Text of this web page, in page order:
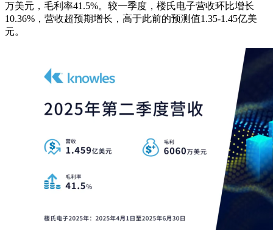
万美元，毛利率41.5%。较一季度，楼氏电子营收环比增长
10.36%，营收超预期增长，高于此前的预测值1.35-1.45亿美
元。